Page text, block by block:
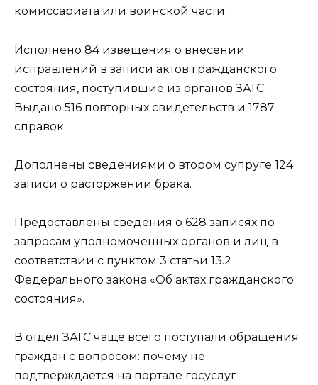
комиссариата или воинской части.
Исполнено 84 извещения о внесении
исправлений в записи актов гражданского
состояния, поступившие из органов ЗАГС.
Выдано 516 повторных свидетельств и 1787
справок.
Дополнены сведениями о втором супруге 124
записи о расторжении брака.
Предоставлены сведения о 628 записях по
запросам уполномоченных органов и лиц в
соответствии с пунктом 3 статьи 13.2
Федерального закона «Об актах гражданского
состояния».
В отдел ЗАГС чаще всего поступали обращения
граждан с вопросом: почему не
подтверждается на портале госуслуг